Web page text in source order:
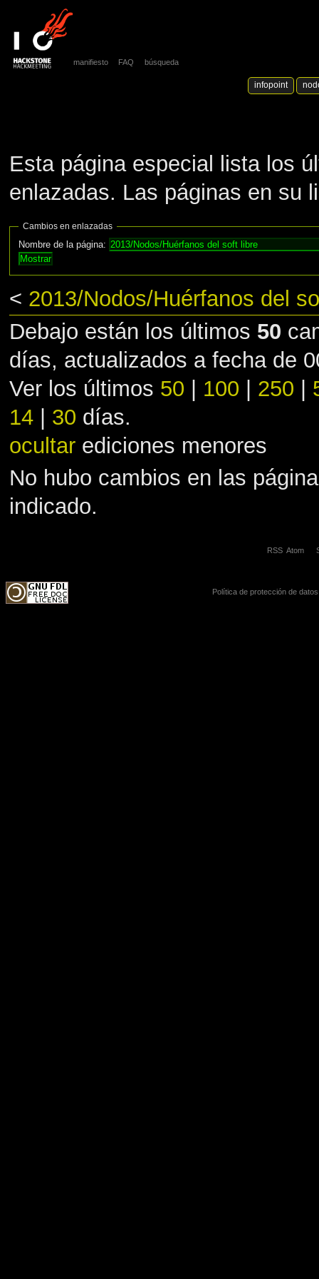
Esta página especial lista los
enlazadas. Las páginas en su
Cambios en enlazadas
Nombre de la página:
< 2013/Nodos/Huérfanos del
Debajo están los últimos 50
días, actualizados a fecha de
Ver los últimos 50 | 100 | 250 |
14| 30 días.
ocultarediciones menores
No hubo cambios en las
indicado.
manifiesto FAQ búsqueda
infopoint
RSS Atom
Política de protección de datos